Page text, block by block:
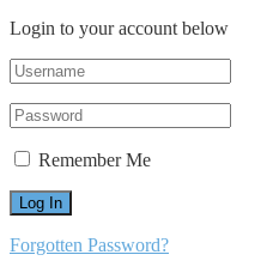
Login to your account below
Remember Me
Forgotten Password?